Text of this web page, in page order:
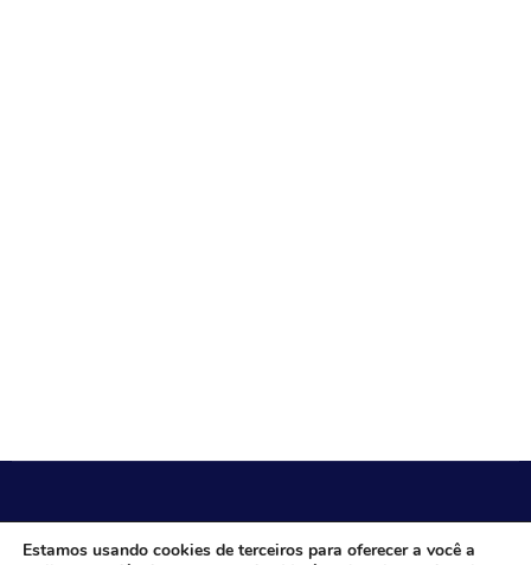
CÂMARA MUNICIPAL DE ITACARAMBI - MG
Estamos usando cookies de terceiros para oferecer a você a